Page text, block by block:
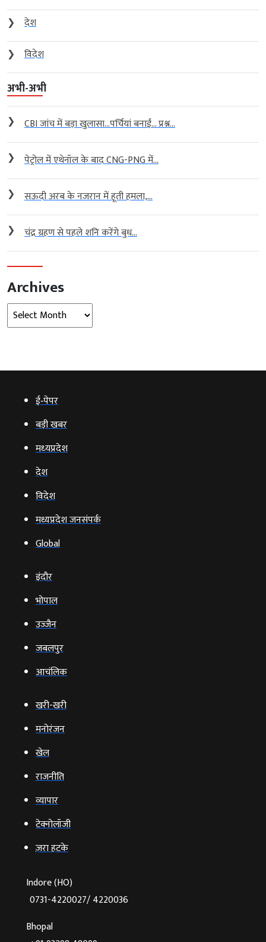
❯
देश
❯
विदेश
अभी-अभी
❯ CBI जांच में बड़ा खुलासा…पर्चियां बनाईं… प्रश्न...
❯ पेट्रोल में एथेनॉल के बाद CNG-PNG में...
❯ सऊदी अरब के नजरान में हूती हमला,...
❯ चंद्र ग्रहण से पहले शनि करेंगे बुध...
Archives
Archives
ई‑पेपर
बड़ी खबर
मध्‍यप्रदेश
देश
विदेश
मध्यप्रदेश जनसंपर्क
Global
इंदौर
भोपाल
उज्‍जैन
जबलपुर
आचंलिक
खरी-खरी
मनोरंजन
खेल
राजनीति
व्‍यापार
टेक्‍नोलॉजी
ज़रा हटके
Indore (HO)
0731-4220027/ 4220036
Bhopal